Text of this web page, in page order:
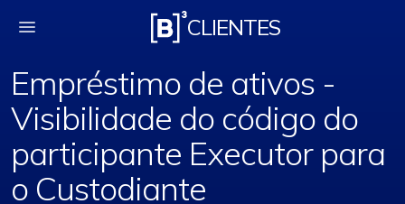
B3 ampliaCLIENTES
Empréstimo de ativos -
Visibilidade do código do
participante Executor para
o Custodiante